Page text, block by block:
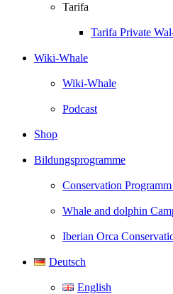
Tarifa
Tarifa Private
Wiki-Whale
Wiki-Whale
Podcast
Shop
Bildungsprogramme
Conservation
Whale and dolphin
Iberian Orca
Deutsch
English